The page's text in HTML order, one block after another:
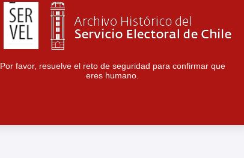
Por favor, resuelve el reto de seguridad para confirmar que
eres humano.